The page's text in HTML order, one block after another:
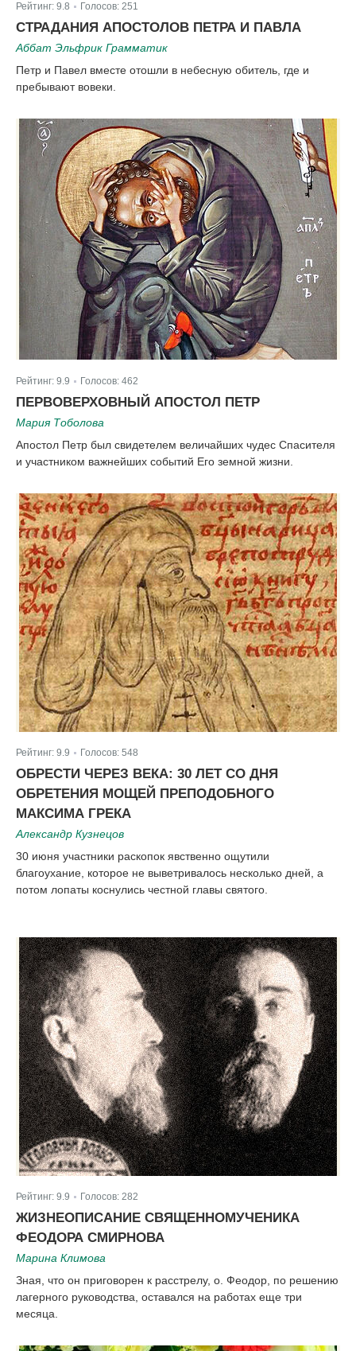
Рейтинг: 9.8 Голосов: 251
СТРАДАНИЯ АПОСТОЛОВ ПЕТРА И ПАВЛА
Аббат Эльфрик Грамматик
Петр и Павел вместе отошли в небесную обитель, где и
пребывают вовеки.
Рейтинг: 9.9 Голосов: 462
ПЕРВОВЕРХОВНЫЙ АПОСТОЛ ПЕТР
Мария Тоболова
Апостол Петр был свидетелем величайших чудес Спасителя
и участником важнейших событий Его земной жизни.
Рейтинг: 9.9 Голосов: 548
ОБРЕСТИ ЧЕРЕЗ ВЕКА: 30 ЛЕТ СО ДНЯ
ОБРЕТЕНИЯ МОЩЕЙ ПРЕПОДОБНОГО
МАКСИМА ГРЕКА
Александр Кузнецов
30 июня участники раскопок явственно ощутили
благоухание, которое не выветривалось несколько дней, а
потом лопаты коснулись честной главы святого.
Рейтинг: 9.9 Голосов: 282
ЖИЗНЕОПИСАНИЕ СВЯЩЕННОМУЧЕНИКА
ФЕОДОРА СМИРНОВА
Марина Климова
Зная, что он приговорен к расстрелу, о. Феодор, по решению
лагерного руководства, оставался на работах еще три
месяца.